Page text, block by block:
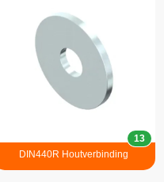
DIN440R Houtverbinding
13